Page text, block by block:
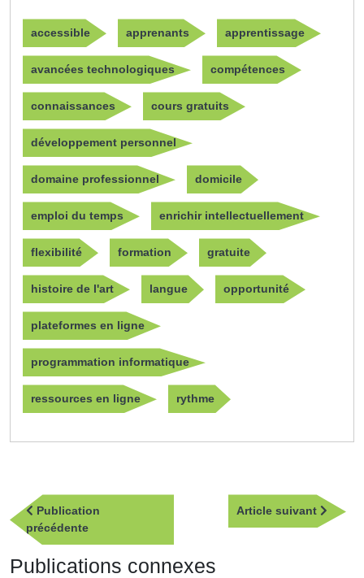
accessible apprenants apprentissage
avancées technologiques compétences
connaissances cours gratuits
développement personnel
domaine professionnel domicile
emploi du temps enrichir intellectuellement
flexibilité formation gratuite
histoire de l'art langue opportunité
plateformes en ligne
programmation informatique
ressources en ligne rythme
Navigation
de
l’article
Publication
précédentePublication
précédente
Article suivant
Article
Publications connexes